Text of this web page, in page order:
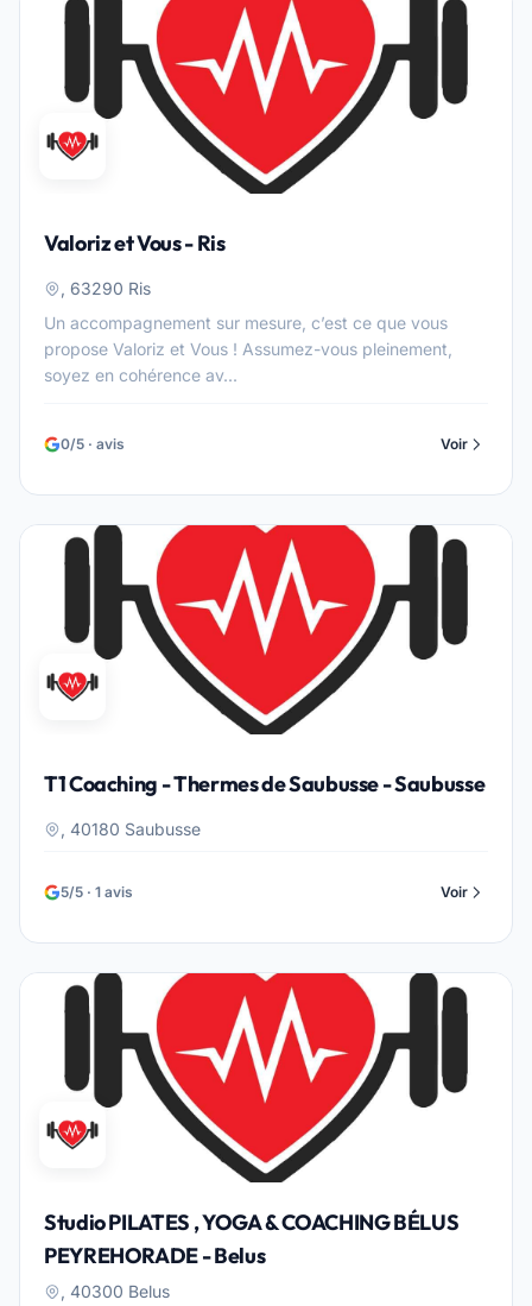
Valoriz et Vous - Ris
, 63290 Ris
Un accompagnement sur mesure, c’est ce que vous
propose Valoriz et Vous ! Assumez-vous pleinement,
soyez en cohérence av...
0/5 · avis Voir
T1 Coaching - Thermes de Saubusse - Saubusse
, 40180 Saubusse
5/5 · 1 avis Voir
Studio PILATES , YOGA & COACHING BÉLUS
PEYREHORADE - Belus
, 40300 Belus